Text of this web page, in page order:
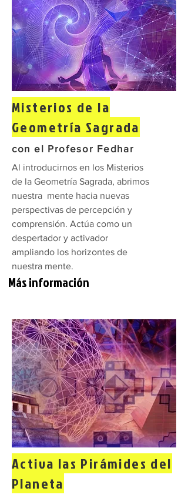
Misterios de la
Geometría Sagrada
con el Profesor Fedhar
Al introducirnos en los Misterios
de la Geometría Sagrada, abrimos
nuestra mente hacia nuevas
perspectivas de percepción y
comprensión. Actúa como un
despertador y activador
ampliando los horizontes de
nuestra mente.
Más información
Activa las Pirámides del
Planeta